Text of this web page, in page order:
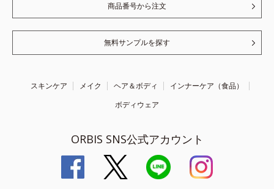
商品番号から注文
無料サンプルを探す
スキンケア メイク ヘア＆ボディ
インナーケア（食品）
ボディウェア
ORBIS SNS公式アカウント